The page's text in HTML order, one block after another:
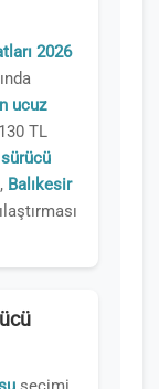
2026
ucuz
TL
Balıkesir